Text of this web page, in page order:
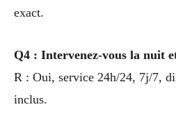
exact.
Q4 : Intervenez-vous la nuit
R : Oui, service 24h/24, 7j/7,
inclus.